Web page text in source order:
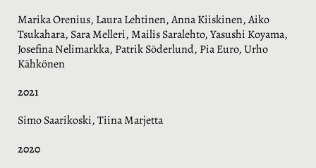
Marika Orenius, Laura Lehtinen, Anna Kiiskinen, Aiko
Tsukahara, Sara Melleri, Mailis Saralehto, Yasushi Koyama,
Josefina Nelimarkka, Patrik Söderlund, Pia Euro, Urho
Kähkönen
2021
Simo Saarikoski, Tiina Marjetta
2020